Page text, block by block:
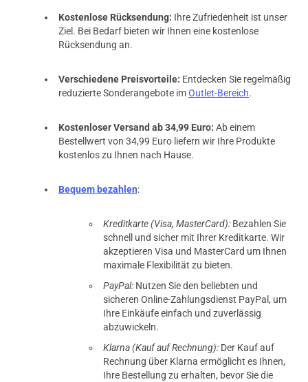
verifizierter Onlinekauf.
Für mich die legitime \"Wachablösung\" für den
legendären Nautilus-Coil. \nEinen besseren MTL
07.10.2020 — via
Trustedshops.de
verifizierter Onlinekauf.
07.05.2020 — viaTrustedshops.de
Perfektes Produkte, immer wieder
30.04.2020 — viaTrustedshops.de
Kostenlose Rücksendung: Ihre Zufriedenheit ist unser
Ziel. Bei Bedarf bieten wir Ihnen eine kostenlose
Rücksendung an.
Verschiedene Preisvorteile: Entdecken Sie regelmäßig
reduzierte Sonderangebote imOutlet-Bereich.
Kostenloser Versand ab 34,99 Euro: Ab einem
Bestellwert von 34,99 Euro liefern wir Ihre Produkte
kostenlos zu Ihnen nach Hause.
Bequem bezahlen:
Kreditkarte (Visa, MasterCard): Bezahlen Sie
schnell und sicher mit Ihrer Kreditkarte. Wir
akzeptieren Visa und MasterCard um Ihnen
maximale Flexibilität zu bieten.
PayPal: Nutzen Sie den beliebten und
sicheren Online-Zahlungsdienst PayPal, um
Ihre Einkäufe einfach und zuverlässig
abzuwickeln.
Klarna (Kauf auf Rechnung): Der Kauf auf
Rechnung über Klarna ermöglicht es Ihnen,
Ihre Bestellung zu erhalten, bevor Sie die